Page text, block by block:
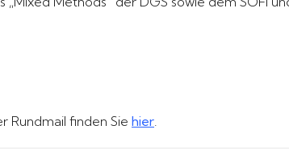
Rundmail finden Sie hier.